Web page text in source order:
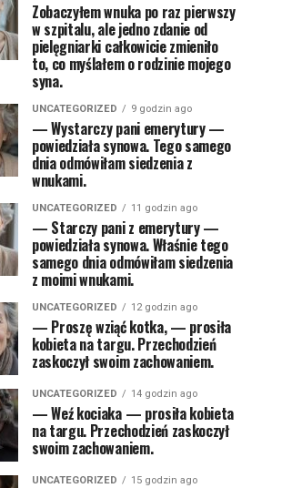
Zobaczyłem wnuka po raz pierwszy
w szpitalu, ale jedno zdanie od
pielęgniarki całkowicie zmieniło
to, co myślałem o rodzinie mojego
syna.
UNCATEGORIZED 9 godzin ago
— Wystarczy pani emerytury —
powiedziała synowa. Tego samego
dnia odmówiłam siedzenia z
wnukami.
UNCATEGORIZED 11 godzin ago
— Starczy pani z emerytury —
powiedziała synowa. Właśnie tego
samego dnia odmówiłam siedzenia
z moimi wnukami.
UNCATEGORIZED 12 godzin ago
— Proszę wziąć kotka, — prosiła
kobieta na targu. Przechodzień
zaskoczył swoim zachowaniem.
UNCATEGORIZED 14 godzin ago
— Weź kociaka — prosiła kobieta
na targu. Przechodzień zaskoczył
swoim zachowaniem.
UNCATEGORIZED 15 godzin ago